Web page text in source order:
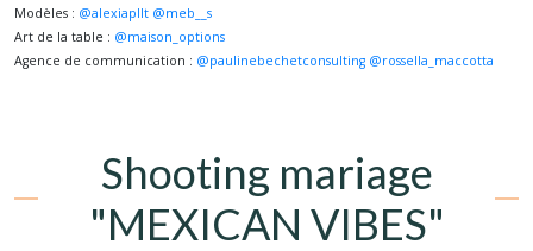
Modèles : @alexiapllt @meb__s
Art de la table : @maison_options
Agence de communication : @paulinebechetconsulting @rossella_maccotta
Shooting mariage
"MEXICAN VIBES"